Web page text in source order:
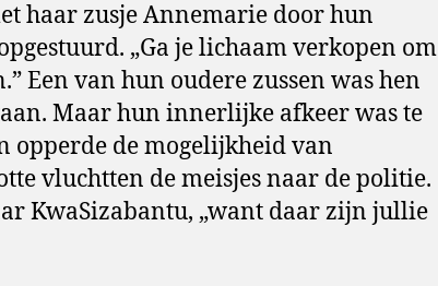
haar zusje Annemarie door hun
„Ga je lichaam verkopen om
Een van hun oudere zussen was hen
Maar hun innerlijke afkeer was te
opperde de mogelijkheid van
vluchtten de meisjes naar de politie.
KwaSizabantu, „want daar zijn jullie